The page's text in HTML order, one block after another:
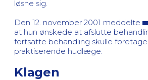
løsne sig.
Den 12. november 2001 meddelte
at hun ønskede at afslutte
fortsatte behandling skulle
praktiserende hudlæge.
Klagen